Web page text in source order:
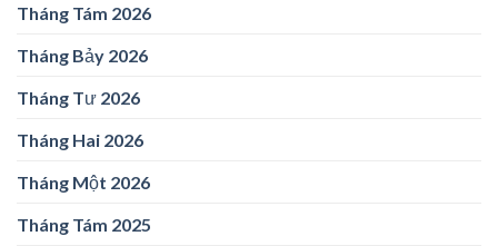
Tháng Tám 2026
Tháng Bảy 2026
Tháng Tư 2026
Tháng Hai 2026
Tháng Một 2026
Tháng Tám 2025